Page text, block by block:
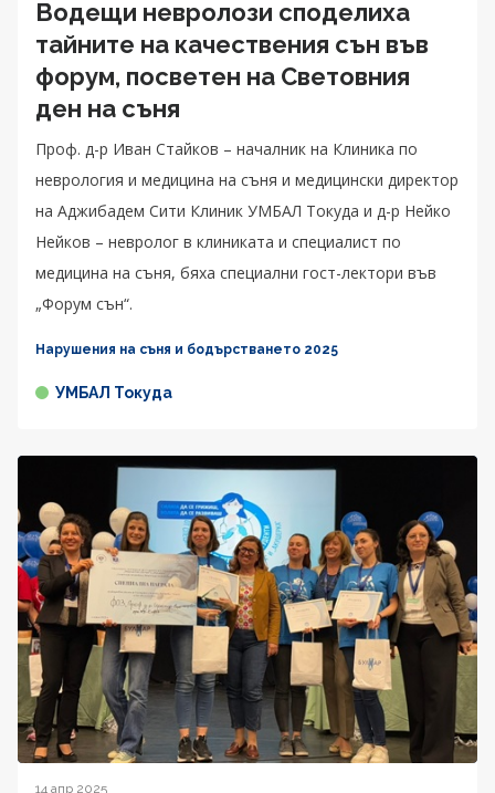
Водещи невролози споделиха
тайните на качествения сън във
форум, посветен на Световния
ден на съня
Проф. д-р Иван Стайков – началник на Клиника по
неврология и медицина на съня и медицински директор
на Аджибадем Сити Клиник УМБАЛ Токуда и д-р Нейко
Нейков – невролог в клиниката и специалист по
медицина на съня, бяха специални гост-лектори във
„Форум сън“.
Нарушения на съня и бодърстването 2025
УМБАЛ Токуда
14 апр 2025